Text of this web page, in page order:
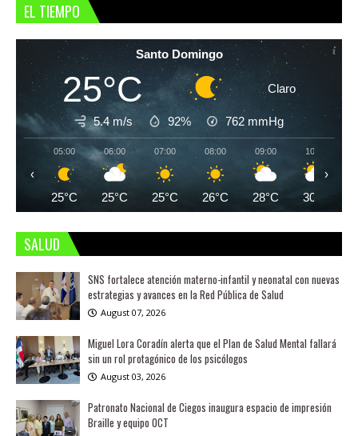
EL TIEMPO
Santo Domingo
25°C Claro
5.4 m/s 92% 762 mmHg
05:00
25°C
06:00
25°C
07:00
25°C
08:00
26°C
09:00
28°C
10:00
30°C
‹ ›
SALUD
SNS fortalece atención materno-infantil y neonatal con nuevas
estrategias y avances en la Red Pública de Salud
August 07, 2026
Miguel Lora Coradín alerta que el Plan de Salud Mental fallará
sin un rol protagónico de los psicólogos
August 03, 2026
Patronato Nacional de Ciegos inaugura espacio de impresión
Braille y equipo OCT